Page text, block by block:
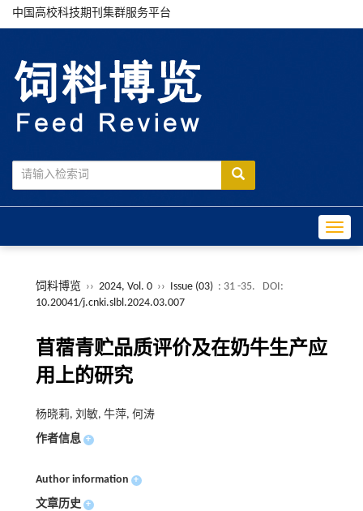
中国高校科技期刊集群服务平台
饲料博览 ›› 2024, Vol. 0 ›› Issue (03) : 31 -35.
DOI:
10.20041/j.cnki.slbl.2024.03.007
苜蓿青贮品质评价及在奶牛生产应
用上的研究
杨晓莉, 刘敏, 牛萍, 何涛
作者信息 +
Author information +
文章历史 +